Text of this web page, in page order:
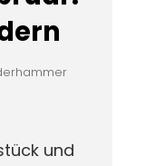
und